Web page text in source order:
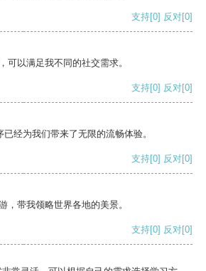
支持[0] 反对[0]
可以满足我不同的社交需求。
支持[0] 反对[0]
经为我们带来了无限的流畅体验。
支持[0] 反对[0]
，带我领略世界各地的美景。
支持[0] 反对[0]